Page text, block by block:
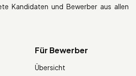
Kandidaten und Bewerber aus allen
Für Bewerber
Übersicht